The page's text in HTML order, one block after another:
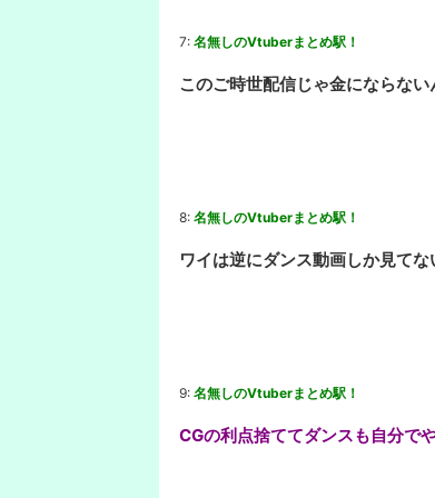
7: 名無しのVtuberまとめ駅！
このご時世配信じゃ金にならない
8: 名無しのVtuberまとめ駅！
ワイは逆にダンス動画しか見てな
9: 名無しのVtuberまとめ駅！
CGの利点捨ててダンスも自分で